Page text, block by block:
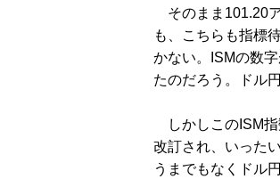
そのまま101.20
も、こちらも指標
かない。ISMの数
たのだろう。ドル
しかしこのISM指
改訂され、いった
うまでもなくドル